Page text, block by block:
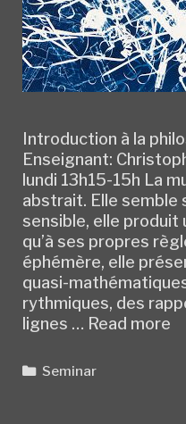
Introduction à la
Enseignant:
lundi 13h15-15h La
abstrait. Elle semble
sensible, elle produit
qu’à ses propres
éphémère, elle
quasi-
rythmiques, des
lignes … Read more
Categories
Seminar